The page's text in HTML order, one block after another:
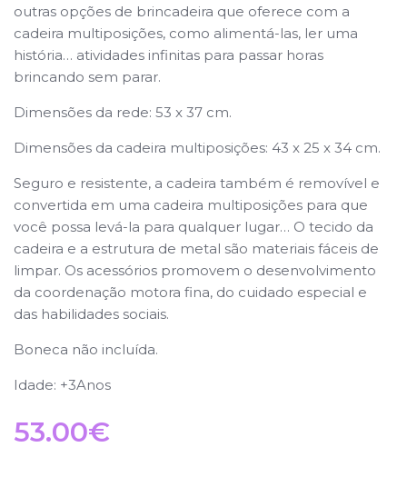
outras opções de brincadeira que oferece com a
cadeira multiposições, como alimentá-las, ler uma
história… atividades infinitas para passar horas
brincando sem parar.
Dimensões da rede: 53 x 37 cm.
Dimensões da cadeira multiposições: 43 x 25 x 34 cm.
Seguro e resistente, a cadeira também é removível e
convertida em uma cadeira multiposições para que
você possa levá-la para qualquer lugar… O tecido da
cadeira e a estrutura de metal são materiais fáceis de
limpar. Os acessórios promovem o desenvolvimento
da coordenação motora fina, do cuidado especial e
das habilidades sociais.
Boneca não incluída.
Idade: +3Anos
53.00€